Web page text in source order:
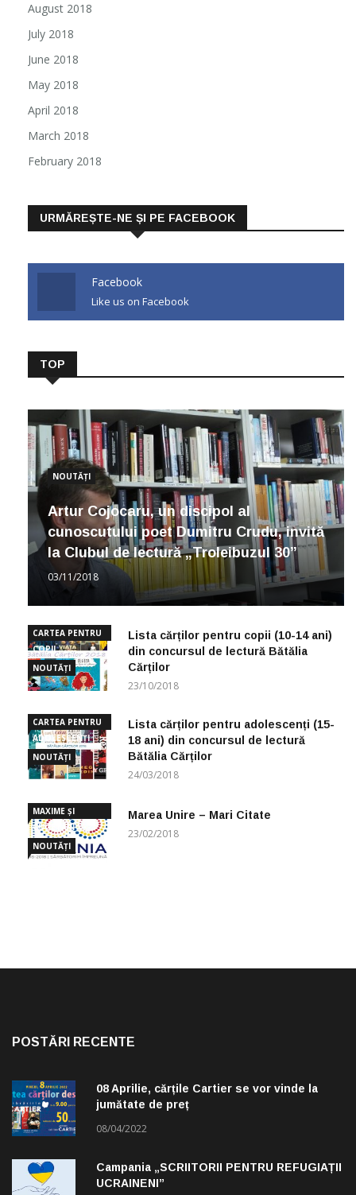
August 2018
July 2018
June 2018
May 2018
April 2018
March 2018
February 2018
URMĂREȘTE-NE ȘI PE FACEBOOK
Facebook
Like us on Facebook
TOP
NOUTĂȚI
Artur Cojocaru, un discipol al
cunoscutului poet Dumitru Crudu, invită
la Clubul de lectură „Troleibuzul 30”
03/11/2018
CARTEA PENTRU
COPII
NOUTĂȚI
Lista cărților pentru copii (10-14 ani)
din concursul de lectură Bătălia
Cărților
23/10/2018
CARTEA PENTRU
ADOLESCENȚI
NOUTĂȚI
Lista cărților pentru adolescenți (15-
18 ani) din concursul de lectură
Bătălia Cărților
24/03/2018
MAXIME ȘI
CUGETĂRI
NOUTĂȚI
Marea Unire – Mari Citate
23/02/2018
POSTĂRI RECENTE
08 Aprilie, cărțile Cartier se vor vinde la
jumătate de preț
08/04/2022
Campania „SCRIITORII PENTRU REFUGIAȚII
UCRAINENI”